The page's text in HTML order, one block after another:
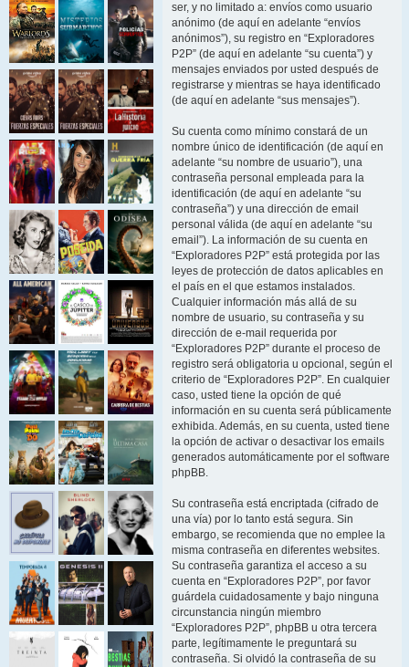
ser, y no limitado a: envíos como usuario
anónimo (de aquí en adelante “envíos
anónimos”), su registro en “Exploradores
P2P” (de aquí en adelante “su cuenta”) y
mensajes enviados por usted después de
registrarse y mientras se haya identificado
(de aquí en adelante “sus mensajes”).
Su cuenta como mínimo constará de un
nombre único de identificación (de aquí en
adelante “su nombre de usuario”), una
contraseña personal empleada para la
identificación (de aquí en adelante “su
contraseña”) y una dirección de email
personal válida (de aquí en adelante “su
email”). La información de su cuenta en
“Exploradores P2P” está protegida por las
leyes de protección de datos aplicables en
el país en el que estamos instalados.
Cualquier información más allá de su
nombre de usuario, su contraseña y su
dirección de e-mail requerida por
“Exploradores P2P” durante el proceso de
registro será obligatoria u opcional, según el
criterio de “Exploradores P2P”. En cualquier
caso, usted tiene la opción de qué
información en su cuenta será públicamente
exhibida. Además, en su cuenta, usted tiene
la opción de activar o desactivar los emails
generados automáticamente por el software
phpBB.
Su contraseña está encriptada (cifrado de
una vía) por lo tanto está segura. Sin
embargo, se recomienda que no emplee la
misma contraseña en diferentes websites.
Su contraseña garantiza el acceso a su
cuenta en “Exploradores P2P”, por favor
guárdela cuidadosamente y bajo ninguna
circunstancia ningún miembro
“Exploradores P2P”, phpBB u otra tercera
parte, legítimamente le preguntará su
contraseña. Si olvidó la contraseña de su